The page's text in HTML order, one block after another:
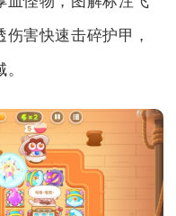
害快速击碎护甲，